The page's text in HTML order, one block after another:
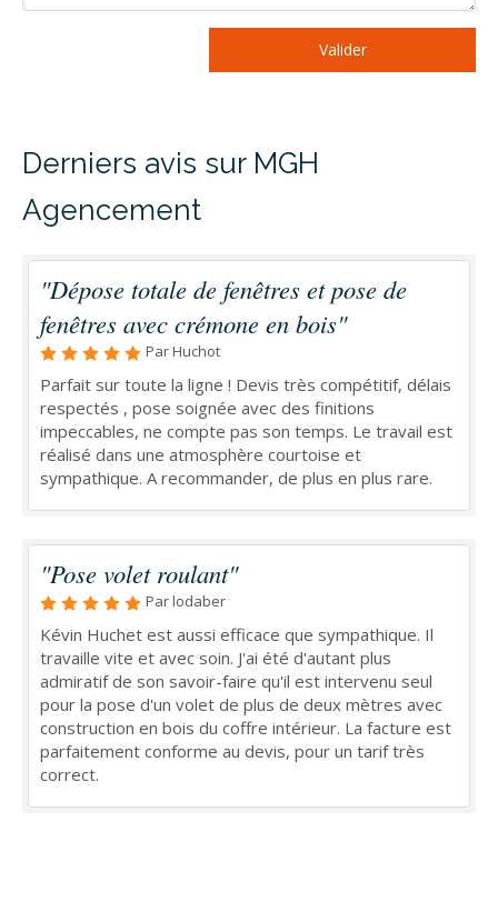
Valider
Derniers avis sur MGH
Agencement
"Dépose totale de fenêtres et pose de
fenêtres avec crémone en bois"
Par Huchot
Parfait sur toute la ligne ! Devis très compétitif, délais
respectés , pose soignée avec des finitions
impeccables, ne compte pas son temps. Le travail est
réalisé dans une atmosphère courtoise et
sympathique. A recommander, de plus en plus rare.
"Pose volet roulant"
Par lodaber
Kévin Huchet est aussi efficace que sympathique. Il
travaille vite et avec soin. J'ai été d'autant plus
admiratif de son savoir-faire qu'il est intervenu seul
pour la pose d'un volet de plus de deux mètres avec
construction en bois du coffre intérieur. La facture est
parfaitement conforme au devis, pour un tarif très
correct.